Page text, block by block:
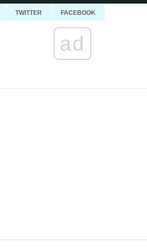
TWITTER FACEBOOK
ad